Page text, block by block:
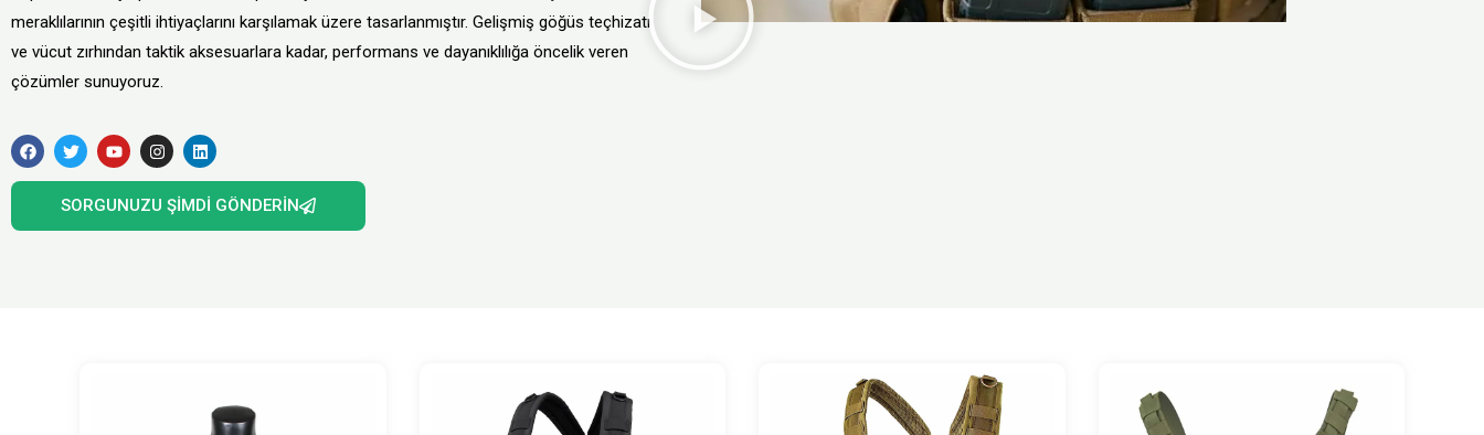
meraklılarının çeşitli ihtiyaçlarını karşılamak üzere tasarlanmıştır. Gelişmiş göğüs teçhizatı
ve vücut zırhından taktik aksesuarlara kadar, performans ve dayanıklılığa öncelik veren
çözümler sunuyoruz.
F
a
c
T
w
i
t
Y
o
u
u
I
n
s
a
L
i
n
e
SORGUNUZU ŞIMDI GÖNDERIN